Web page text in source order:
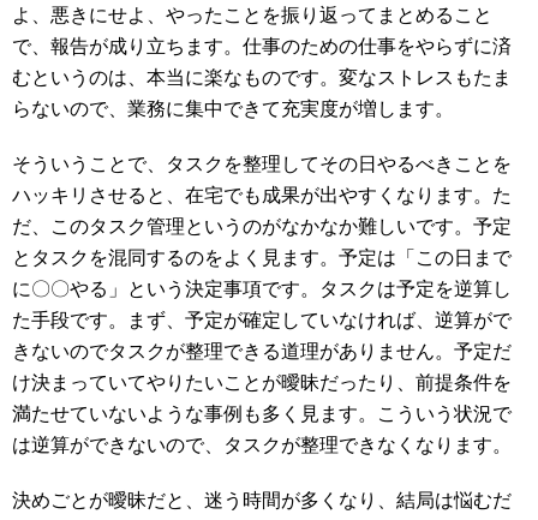
よ、悪きにせよ、やったことを振り返ってまとめること
で、報告が成り立ちます。仕事のための仕事をやらずに済
むというのは、本当に楽なものです。変なストレスもたま
らないので、業務に集中できて充実度が増します。
そういうことで、タスクを整理してその日やるべきことを
ハッキリさせると、在宅でも成果が出やすくなります。た
だ、このタスク管理というのがなかなか難しいです。予定
とタスクを混同するのをよく見ます。予定は「この日まで
に〇〇やる」という決定事項です。タスクは予定を逆算し
た手段です。まず、予定が確定していなければ、逆算がで
きないのでタスクが整理できる道理がありません。予定だ
け決まっていてやりたいことが曖昧だったり、前提条件を
満たせていないような事例も多く見ます。こういう状況で
は逆算ができないので、タスクが整理できなくなります。
決めごとが曖昧だと、迷う時間が多くなり、結局は悩むだ